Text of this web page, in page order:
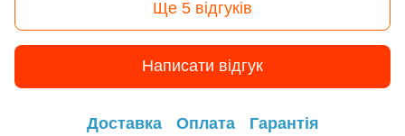
Ще 5 відгуків
Написати відгук
Доставка Оплата Гарантія